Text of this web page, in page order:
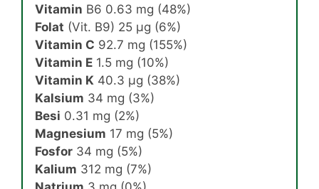
Vitamin B6 0.63 mg (48%)
Folat (Vit. B9) 25 μg (6%)
Vitamin C 92.7 mg (155%)
Vitamin E 1.5 mg (10%)
Vitamin K 40.3 μg (38%)
Kalsium 34 mg (3%)
Besi 0.31 mg (2%)
Magnesium 17 mg (5%)
Fosfor 34 mg (5%)
Kalium 312 mg (7%)